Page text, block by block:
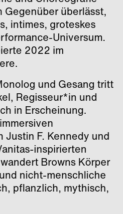
Gegenüber überlässt,
intimes, groteskes
Universum.
2022 im
und Gesang tritt
Regisseur*in und
in Erscheinung.
Justin F. Kennedy und
inspirierten
Browns Körper
nicht-menschliche
pflanzlich, mythisch,